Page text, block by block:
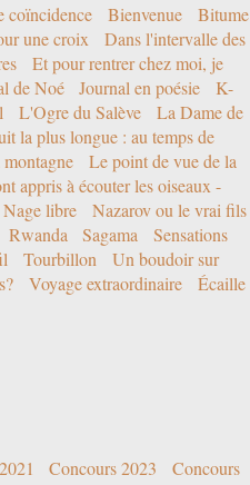
coïncidence Bienvenue
Bitume
une croix
Dans l'intervalle des
Et pour rentrer chez moi, je
de Noé Journal en poésie
K-
L'Ogre du Salève
La Dame de
la plus longue : au temps de
Le point de vue de la
appris à écouter les oiseaux -
Nage libre
Nazarov ou le vrai fils
Rwanda Sagama
Sensations
Tourbillon
Un boudoir sur
Voyage extraordinaire
Écaille
Concours 2023 Concours